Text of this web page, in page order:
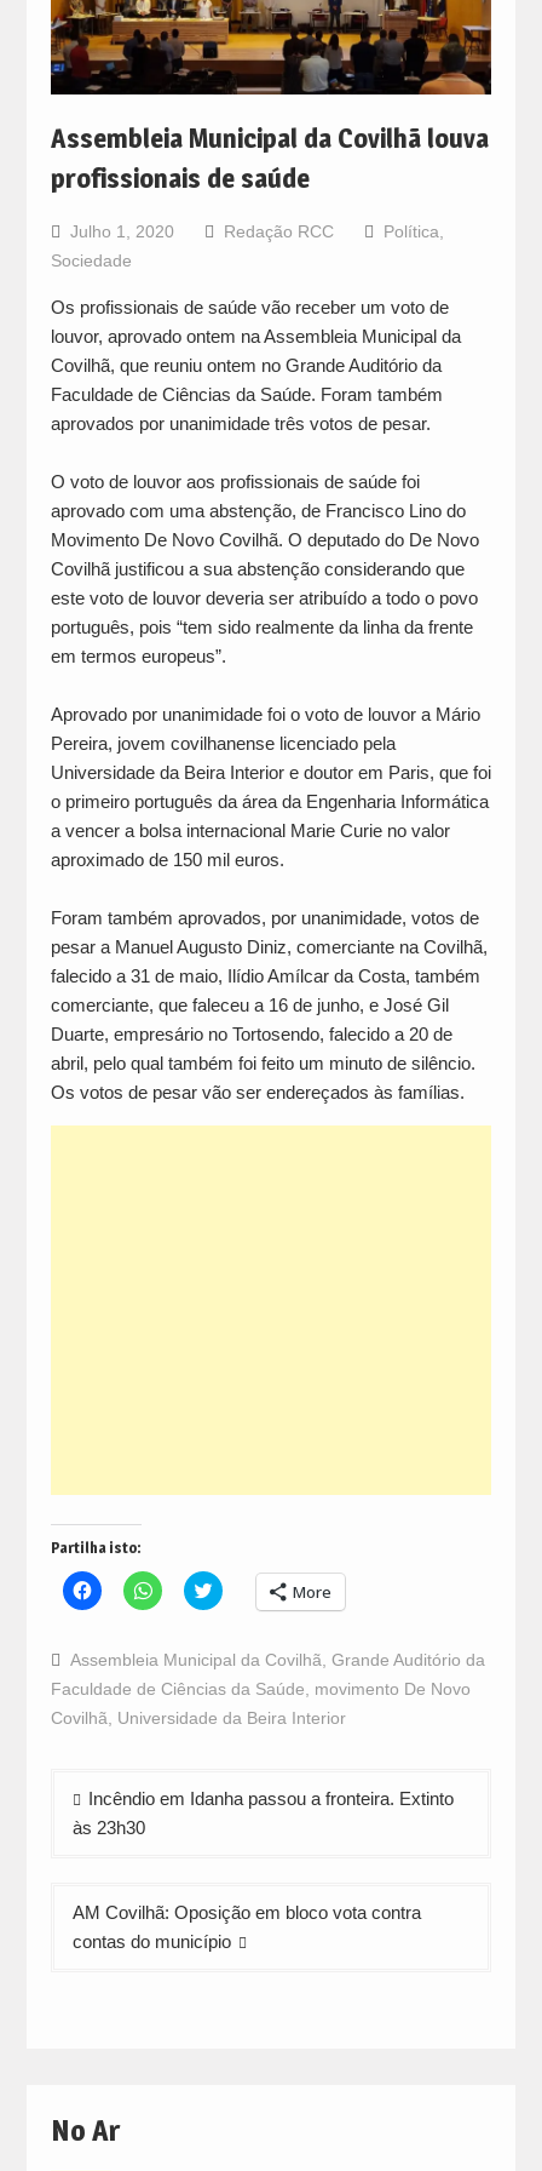
Assembleia Municipal da Covilhã louva
profissionais de saúde
Julho 1, 2020 Redação RCC Política
Sociedade
Os profissionais de saúde vão receber um voto de
louvor, aprovado ontem na Assembleia Municipal da
Covilhã, que reuniu ontem no Grande Auditório da
Faculdade de Ciências da Saúde. Foram também
aprovados por unanimidade três votos de pesar.
O voto de louvor aos profissionais de saúde foi
aprovado com uma abstenção, de Francisco Lino do
Movimento De Novo Covilhã. O deputado do De Novo
Covilhã justificou a sua abstenção considerando que
este voto de louvor deveria ser atribuído a todo o povo
português, pois “tem sido realmente da linha da frente
em termos europeus”.
Aprovado por unanimidade foi o voto de louvor a Mário
Pereira, jovem covilhanense licenciado pela
Universidade da Beira Interior e doutor em Paris, que foi
o primeiro português da área da Engenharia Informática
a vencer a bolsa internacional Marie Curie no valor
aproximado de 150 mil euros.
Foram também aprovados, por unanimidade, votos de
pesar a Manuel Augusto Diniz, comerciante na Covilhã,
falecido a 31 de maio, Ilídio Amílcar da Costa, também
comerciante, que faleceu a 16 de junho, e José Gil
Duarte, empresário no Tortosendo, falecido a 20 de
abril, pelo qual também foi feito um minuto de silêncio.
Os votos de pesar vão ser endereçados às famílias.
Partilha isto:
Click
to
Facebook
(Opens
in
new
window)
Click
to
WhatsApp
(Opens
in
new
window)
Click
to
Twitter
(Opens
in
new
window)
More
Assembleia Municipal da Covilhã Grande Auditório da
Faculdade de Ciências da Saúde
movimento De Novo
Covilhã
Universidade da Beira Interior
Navegação
de
Incêndio em Idanha passou a fronteira. Extinto
às 23h30
AM Covilhã: Oposição em bloco vota contra
contas do município
No Ar